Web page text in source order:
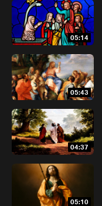
05:14
05:43
04:37
05:10